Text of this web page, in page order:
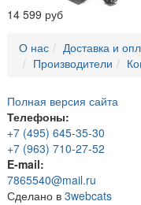
14 599 руб
О нас Доставка и
Производители
Полная версия сайта
Телефоны:
+7 (495) 645-35-30
+7 (963) 710-27-52
E-mail:
7865540@mail.ru
Сделано в 3webcats